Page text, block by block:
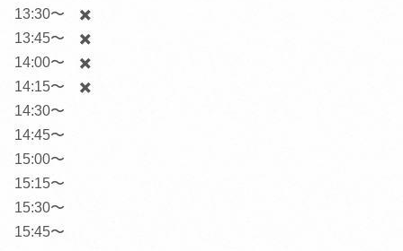
13:30〜 ✖️
13:45〜 ✖️
14:00〜 ✖️
14:15〜 ✖️
14:30〜
14:45〜
15:00〜
15:15〜
15:30〜
15:45〜